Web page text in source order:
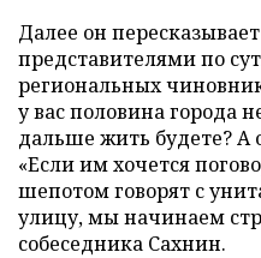
Далее он
представителями по
региональных
у вас половина города
дальше жить будете? А
«Если им хочется
шепотом говорят с
улицу, мы начинаем
собеседника Сахнин.